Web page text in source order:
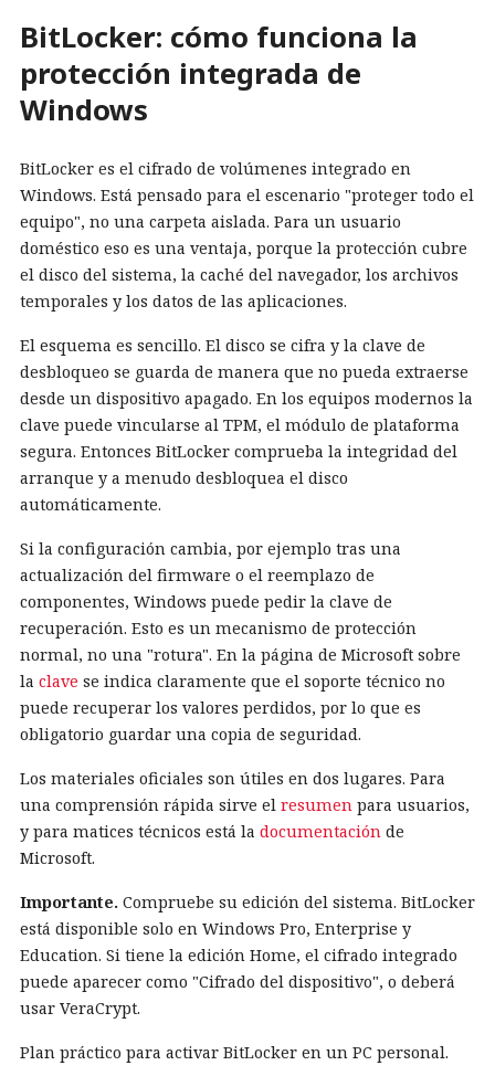
BitLocker: cómo funciona la
protección integrada de
Windows
BitLocker es el cifrado de volúmenes integrado en
Windows. Está pensado para el escenario "proteger todo el
equipo", no una carpeta aislada. Para un usuario
doméstico eso es una ventaja, porque la protección cubre
el disco del sistema, la caché del navegador, los archivos
temporales y los datos de las aplicaciones.
El esquema es sencillo. El disco se cifra y la clave de
desbloqueo se guarda de manera que no pueda extraerse
desde un dispositivo apagado. En los equipos modernos la
clave puede vincularse al TPM, el módulo de plataforma
segura. Entonces BitLocker comprueba la integridad del
arranque y a menudo desbloquea el disco
automáticamente.
Si la configuración cambia, por ejemplo tras una
actualización del firmware o el reemplazo de
componentes, Windows puede pedir la clave de
recuperación. Esto es un mecanismo de protección
normal, no una "rotura". En la página de Microsoft sobre
la clave se indica claramente que el soporte técnico no
puede recuperar los valores perdidos, por lo que es
obligatorio guardar una copia de seguridad.
Los materiales oficiales son útiles en dos lugares. Para
una comprensión rápida sirve el resumen para usuarios,
y para matices técnicos está la documentación de
Microsoft.
Importante. Compruebe su edición del sistema. BitLocker
está disponible solo en Windows Pro, Enterprise y
Education. Si tiene la edición Home, el cifrado integrado
puede aparecer como "Cifrado del dispositivo", o deberá
usar VeraCrypt.
Plan práctico para activar BitLocker en un PC personal.